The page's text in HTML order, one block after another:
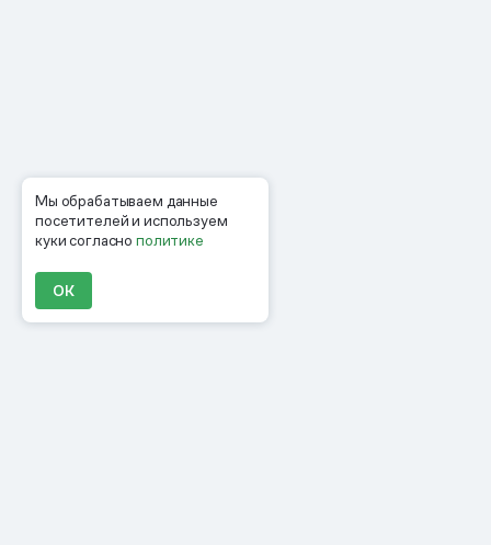
Мы обрабатываем данные
посетителей и используем
куки согласнополитике
ОК